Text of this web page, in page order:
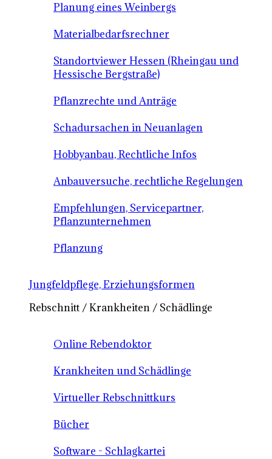
Planung eines Weinbergs
Materialbedarfsrechner
Standortviewer Hessen (Rheingau und
Hessische Bergstraße)
Pflanzrechte und Anträge
Schadursachen in Neuanlagen
Hobbyanbau, Rechtliche Infos
Anbauversuche, rechtliche Regelungen
Empfehlungen, Servicepartner,
Pflanzunternehmen
Pflanzung
Jungfeldpflege, Erziehungsformen
Rebschnitt / Krankheiten / Schädlinge
Online Rebendoktor
Krankheiten und Schädlinge
Virtueller Rebschnittkurs
Bücher
Software - Schlagkartei